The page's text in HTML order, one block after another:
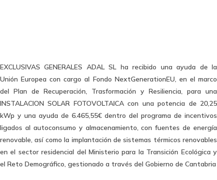
EXCLUSIVAS GENERALES ADAL SL ha recibido una ayuda de la
Unión Europea con cargo al Fondo NextGenerationEU, en el marco
del Plan de Recuperación, Trasformación y Resiliencia, para una
INSTALACION SOLAR FOTOVOLTAICA con una potencia de 20,25
kWp y una ayuda de 6.465,55€ dentro del programa de incentivos
ligados al autoconsumo y almacenamiento, con fuentes de energía
renovable, así como la implantación de sistemas térmicos renovables
en el sector residencial del Ministerio para la Transición Ecológica y
el Reto Demográfico, gestionado a través del Gobierno de Cantabria